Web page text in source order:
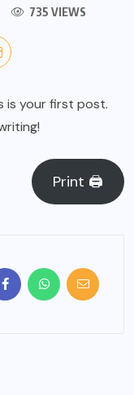
735 VIEWS
is your first post.
Print 🖨